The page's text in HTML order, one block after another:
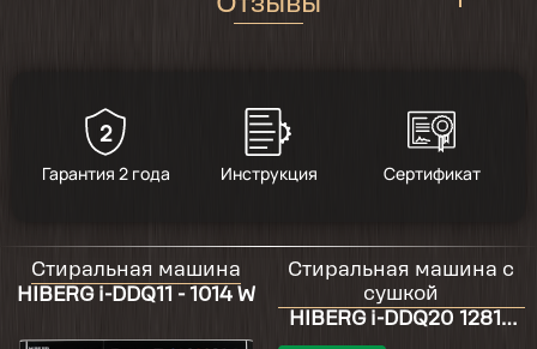
Отзывы
Купил пл очень выгодной цене, самой
машинкой очень доволен. Озон помогли с
разгрузкой)
2
Гарантия 2 года Инструкция Сертификат
Стиральная машина
HIBERG i-DDQ11 - 1014 W
Стиральная машина с
сушкой
HIBERG i-DDQ20 12814